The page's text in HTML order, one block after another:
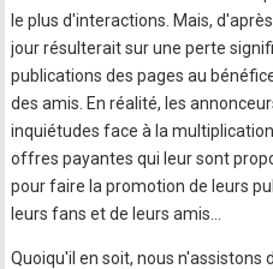
le plus d'interactions. Mais,
jour résulterait sur une perte
publications des pages au
des amis. En réalité, les
inquiétudes face à la
offres payantes qui leur sont
pour faire la promotion de leurs
leurs fans et de leurs amis...
Quoiqu'il en soit, nous n'assistons